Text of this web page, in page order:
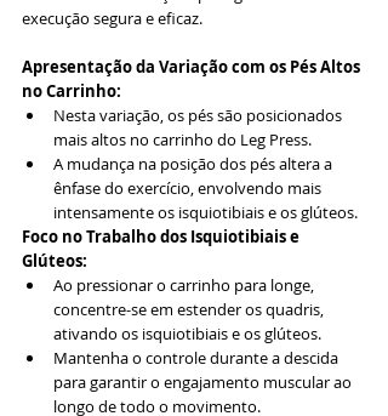
execução segura e eficaz.
Apresentação da Variação com os Pés Altos
no Carrinho:
Nesta variação, os pés são posicionados
mais altos no carrinho do Leg Press.
A mudança na posição dos pés altera a
ênfase do exercício, envolvendo mais
intensamente os isquiotibiais e os glúteos.
Foco no Trabalho dos Isquiotibiais e
Glúteos:
Ao pressionar o carrinho para longe,
concentre-se em estender os quadris,
ativando os isquiotibiais e os glúteos.
Mantenha o controle durante a descida
para garantir o engajamento muscular ao
longo de todo o movimento.